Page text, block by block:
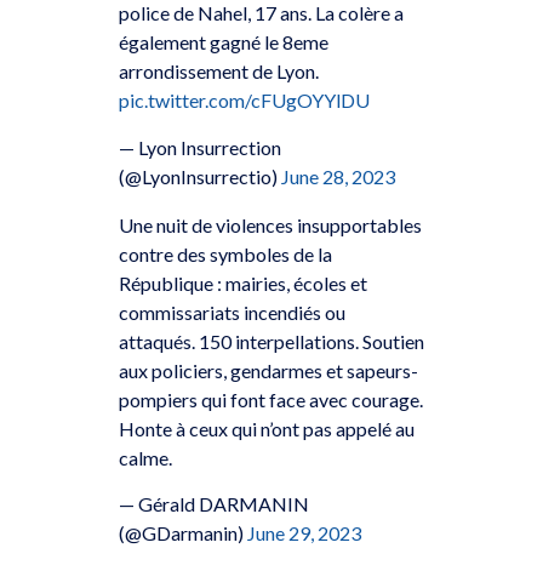
police de Nahel, 17 ans. La colère a
également gagné le 8eme
arrondissement de Lyon.
pic.twitter.com/cFUgOYYlDU
— Lyon Insurrection
(@LyonInsurrectio) June 28, 2023
Une nuit de violences insupportables
contre des symboles de la
République : mairies, écoles et
commissariats incendiés ou
attaqués. 150 interpellations. Soutien
aux policiers, gendarmes et sapeurs-
pompiers qui font face avec courage.
Honte à ceux qui n’ont pas appelé au
calme.
— Gérald DARMANIN
(@GDarmanin) June 29, 2023